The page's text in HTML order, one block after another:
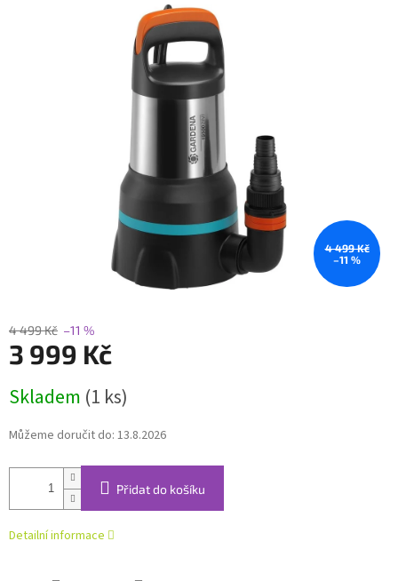
4 499 Kč
–11 %
4 499 Kč –11 %
3 999 Kč
cena:
Skladem (1 ks)
Můžeme doručit do: 13.8.2026
Přidat do košíku
Detailní informace